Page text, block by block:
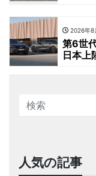
2026年8
第6世
日本上
人気の記事